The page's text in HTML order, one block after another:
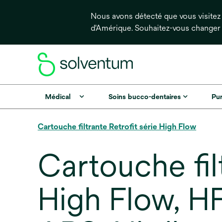
Nous avons détecté que vous
d'Amérique. Souhaitez-vous
Médical Soins bucco-dentaires
Cartouche filtrante Retrofit série High Flow
Cartouche
High Flow,